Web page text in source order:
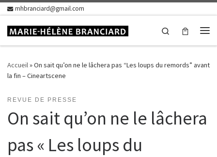
Skip to content
mhbranciard@gmail.com
Search
Accueil»On sait qu’on ne le lâchera pas “Les loups du remords” avant
la fin – Cineartscene
REVUE DE PRESSE
On sait qu’on ne le lâchera
pas « Les loups du